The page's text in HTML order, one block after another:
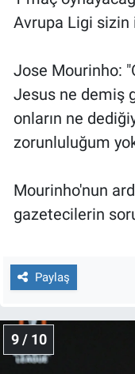
Avrupa Ligi sizin
Jose Mourinho:
Jesus ne demiş
onların ne
zorunluluğum
Mourinho'nun
gazetecilerin
Paylaş
9 / 10